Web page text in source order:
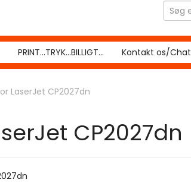
PRINT...TRYK...BILLIGT... Kontakt os/Chat
LaserJet CP2027dn
CP2027dn